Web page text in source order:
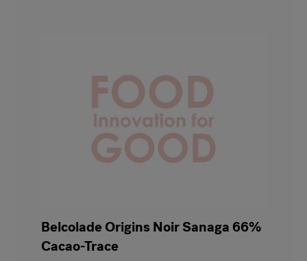
Belcolade Origins Noir Sanaga 66%
Cacao-Trace